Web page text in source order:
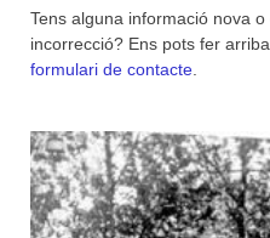
Tens alguna informació nova
incorrecció? Ens pots fer
formulari de contacte